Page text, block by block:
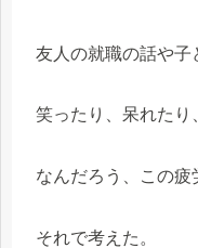
友人の就職の話や子
笑ったり、呆れたり
なんだろう、この疲
それで考えた。